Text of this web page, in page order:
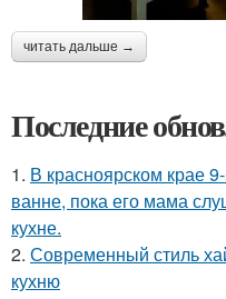
читать дальше →
Последние
1. В красноярском крае
ванне, пока его мама
кухне.
2. Современный стиль
кухню